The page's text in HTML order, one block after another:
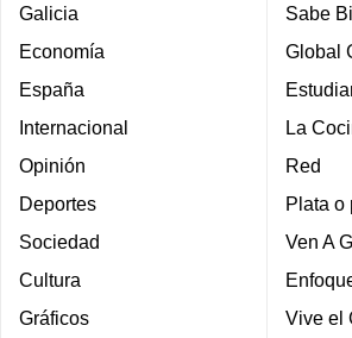
Galicia
Economía
España
Internacional
Opinión
Deportes
Sociedad
Cultura
Gráficos
Sabe
Global
La
Red
Plata o
Ven A
Vive el